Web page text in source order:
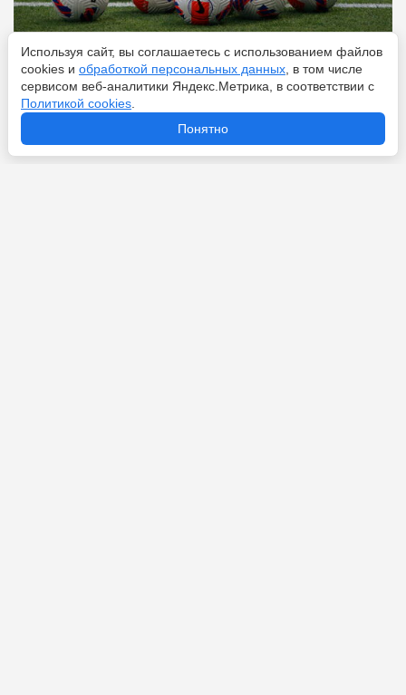
Перейти
Используя сайт, вы соглашаетесь с использованием файлов
cookies и обработкой персональных данных , в том числе
сервисом веб-аналитики Яндекс.Метрика, в соответствии с
Политикой cookies
Понятно